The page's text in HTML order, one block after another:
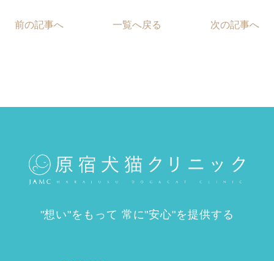
前の記事へ 一覧へ戻る 次の記事へ
"想い"をもって 常に"安心"を提供する